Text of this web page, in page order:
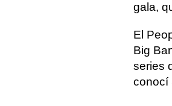
gala,
El
Big
series
conocí